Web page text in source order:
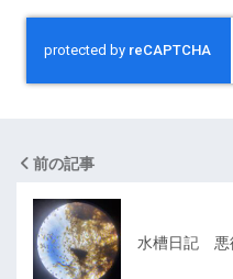
前の記事
水槽日記 悪